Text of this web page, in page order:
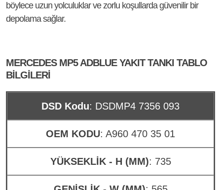
böylece uzun yolculuklar ve zorlu koşullarda güvenilir bir
depolama sağlar.
MERCEDES MP5 ADBLUE YAKIT TANKI TABLO
BILGILERI
DSD Kodu: DSDMP4 7356 093
OEM KODU: A960 470 35 01
YÜKSEKLİK - H (MM): 735